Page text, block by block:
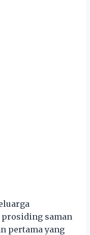
saman
pertama yang